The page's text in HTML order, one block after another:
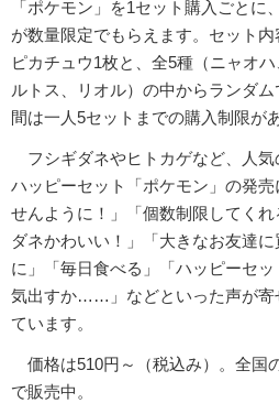
「ポケモン」を1セット購入ごとに
が数量限定でもらえます。セット
ピカチュウ1枚と、全5種（ニャオ
ルトス、リオル）の中からランダ
間は一人5セットまでの購入制限が
フシギダネやヒトカゲなど、人気
ハッピーセット「ポケモン」の発
せんように！」「個数制限してく
ダネかわいい！」「大きなお友達
に」「毎日食べる」「ハッピーセ
気出すか……」などといった声が寄
ています。
価格は510円～（税込み）。全国
で販売中。